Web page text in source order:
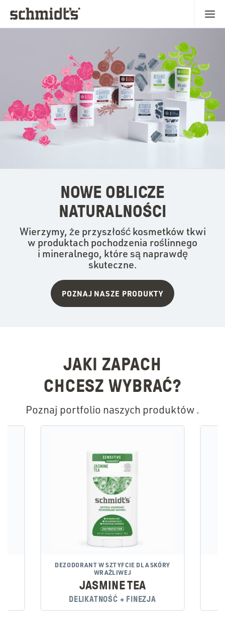
NOWE OBLICZE
NATURALNOŚCI
Wierzymy, że przyszłość kosmetków tkwi
w produktach pochodzenia roślinnego
i mineralnego, które są naprawdę
skuteczne.
POZNAJ NASZE PRODUKTY
JAKI ZAPACH
CHCESZ WYBRAĆ?
Poznaj portfolio naszych produktów .
DEZODORANT W SZTYFCIE DLA SKÓRY
WRAŻLIWEJ
JASMINE TEA
DELIKATNOŚĆ + FINEZJA